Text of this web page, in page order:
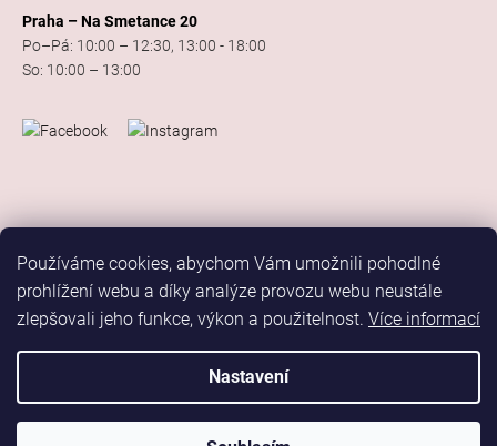
Používáme cookies, abychom Vám umožnili pohodlné
prohlížení webu a díky analýze provozu webu neustále
zlepšovali jeho funkce, výkon a použitelnost. Více informací
Nastavení
Praha – Na Smetance 20
Po–Pá: 10:00 – 12:30, 13:00 - 18:00
So: 10:00 – 13:00
Vytvořil Shoptet
Elis Dance Sport . Všechna práva vyhrazena.
Upravit nastavení cookiesMarketing